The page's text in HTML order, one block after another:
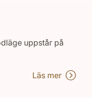
uppstår på
Läs mer